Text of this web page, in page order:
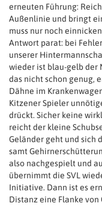
erneuten Führung:
Außenlinie und bringt
muss nur noch
Antwort parat: bei
unserer
wieder ist blau-gelb der
das nicht schon genug,
Dähne im
Kitzener Spieler
drückt. Sicher keine
reicht der kleine
Geländer geht und sich
samt
also nachgespielt und
übernimmt die SVL
Initiative. Dann ist es
Distanz eine Flanke